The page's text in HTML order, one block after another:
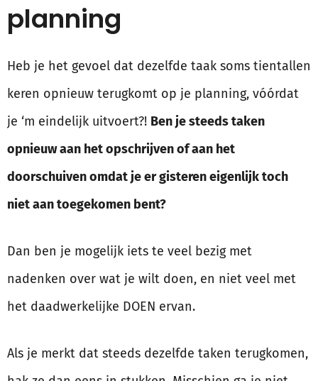
planning
Heb je het gevoel dat dezelfde taak soms tientallen
keren opnieuw terugkomt op je planning, vóórdat
je ‘m eindelijk uitvoert?! Ben je steeds taken
opnieuw aan het opschrijven of aan het
doorschuiven omdat je er gisteren eigenlijk toch
niet aan toegekomen bent?
Dan ben je mogelijk iets te veel bezig met
nadenken over wat je wilt doen, en niet veel met
het daadwerkelijke DOEN ervan.
Als je merkt dat steeds dezelfde taken terugkomen,